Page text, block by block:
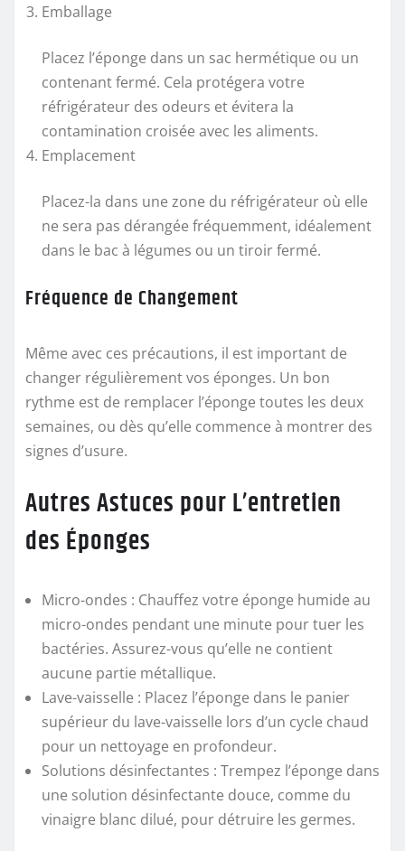
Emballage
Placez l’éponge dans un sac hermétique ou un
contenant fermé. Cela protégera votre
réfrigérateur des odeurs et évitera la
contamination croisée avec les aliments.
Emplacement
Placez-la dans une zone du réfrigérateur où elle
ne sera pas dérangée fréquemment, idéalement
dans le bac à légumes ou un tiroir fermé.
Fréquence de Changement
Même avec ces précautions, il est important de
changer régulièrement vos éponges. Un bon
rythme est de remplacer l’éponge toutes les deux
semaines, ou dès qu’elle commence à montrer des
signes d’usure.
Autres Astuces pour L’entretien
des Éponges
Micro-ondes : Chauffez votre éponge humide au
micro-ondes pendant une minute pour tuer les
bactéries. Assurez-vous qu’elle ne contient
aucune partie métallique.
Lave-vaisselle : Placez l’éponge dans le panier
supérieur du lave-vaisselle lors d’un cycle chaud
pour un nettoyage en profondeur.
Solutions désinfectantes : Trempez l’éponge dans
une solution désinfectante douce, comme du
vinaigre blanc dilué, pour détruire les germes.